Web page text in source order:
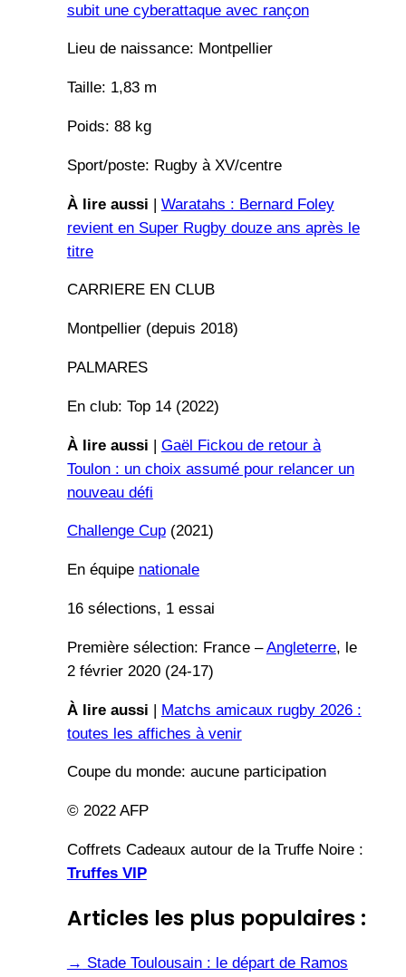
subit une cyberattaque avec rançon
Lieu de naissance: Montpellier
Taille: 1,83 m
Poids: 88 kg
Sport/poste: Rugby à XV/centre
À lire aussi | Waratahs : Bernard Foley
revient en Super Rugby douze ans après le
titre
CARRIERE EN CLUB
Montpellier (depuis 2018)
PALMARES
En club: Top 14 (2022)
À lire aussi | Gaël Fickou de retour à
Toulon : un choix assumé pour relancer un
nouveau défi
Challenge Cup(2021)
En équipe nationale
16 sélections, 1 essai
Première sélection: France –Angleterre, le
2 février 2020 (24-17)
À lire aussi | Matchs amicaux rugby 2026 :
toutes les affiches à venir
Coupe du monde: aucune participation
© 2022 AFP
Coffrets Cadeaux autour de la Truffe Noire :
Truffes VIP
Articles les plus populaires :
→ Stade Toulousain : le départ de Ramos